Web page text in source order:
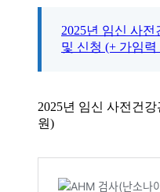
2025년 임신 사
및 신청 (+ 가임
2025년 임신 사전건
원)